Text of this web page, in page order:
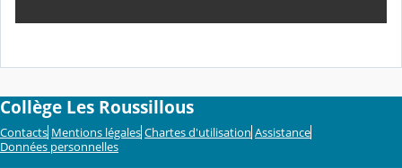
Collège Les Roussillous
Contacts Mentions légales Chartes d'utilisation Assistance
Données personnelles